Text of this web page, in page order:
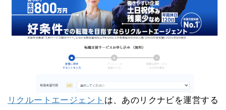
リクルートエージェント は、あのリクナビを運営する